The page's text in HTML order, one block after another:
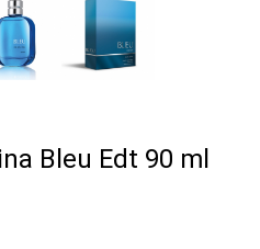
Bleu Edt 90 ml